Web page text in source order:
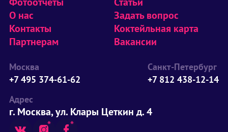
О нас
Контакты
Партнерам
Задать вопрос
Коктейльная карта
Вакансии
Москва
+7 495 374-61-62
Санкт-Петербург
+7 812 438-12-14
Адрес
г. Москва, ул. Клары Цеткин д. 4